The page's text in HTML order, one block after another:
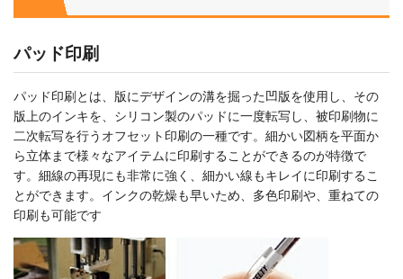
パッド印刷
パッド印刷とは、版にデザインの溝を掘った凹版を使用し、その
版上のインキを、シリコン製のパッドに一度転写し、被印刷物に
二次転写を行うオフセット印刷の一種です。細かい図柄を平面か
ら立体まで様々なアイテムに印刷することができるのが特徴で
す。細線の再現にも非常に強く、細かい線もキレイに印刷するこ
とができます。インクの乾燥も早いため、多色印刷や、重ねての
印刷も可能です